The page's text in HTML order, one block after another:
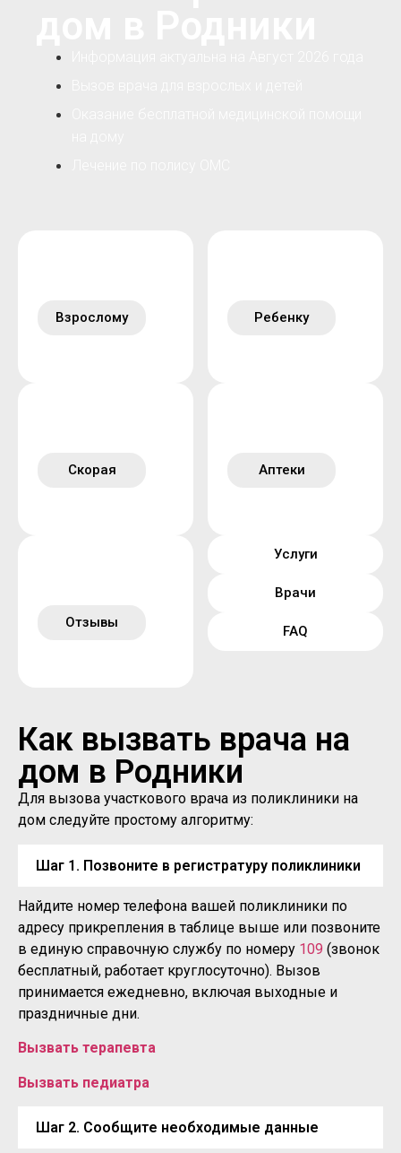
Взрослому Ребенку
Скорая Аптеки
Отзывы
Услуги
Врачи
FAQ
Как вызвать врача на
дом в Родники
Для вызова участкового врача из поликлиники на
дом следуйте простому алгоритму:
Шаг 1. Позвоните в регистратуру поликлиники
Найдите номер телефона вашей поликлиники по
адресу прикрепления в таблице выше или позвоните
в единую справочную службу по номеру 109 (звонок
бесплатный, работает круглосуточно). Вызов
принимается ежедневно, включая выходные и
праздничные дни.
Вызвать терапевта
Вызвать педиатра
Шаг 2. Сообщите необходимые данные